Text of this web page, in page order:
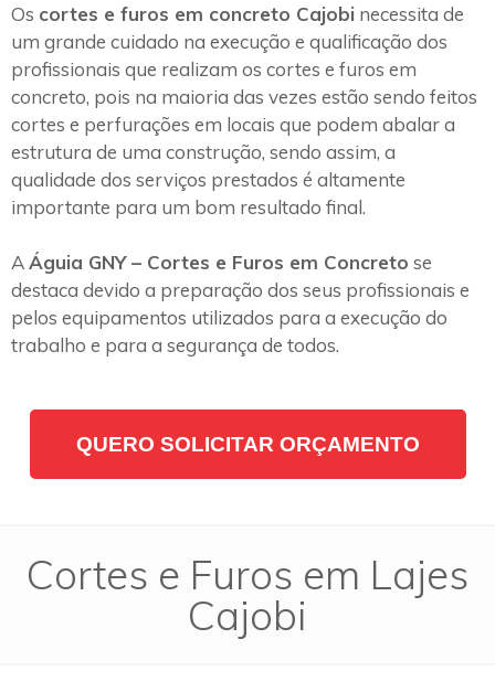
Os cortes e furos em concreto Cajobi necessita de
um grande cuidado na execução e qualificação dos
profissionais que realizam os cortes e furos em
concreto, pois na maioria das vezes estão sendo feitos
cortes e perfurações em locais que podem abalar a
estrutura de uma construção, sendo assim, a
qualidade dos serviços prestados é altamente
importante para um bom resultado final.
AÁguia GNY – Cortes e Furos em Concreto se
destaca devido a preparação dos seus profissionais e
pelos equipamentos utilizados para a execução do
trabalho e para a segurança de todos.
QUERO SOLICITAR ORÇAMENTO
Cortes e Furos em Lajes
Cajobi